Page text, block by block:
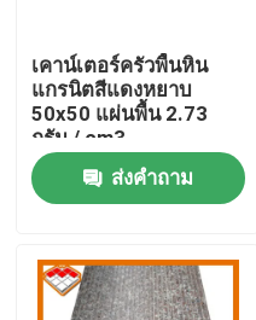
สินค้า
เคาน์เตอร์ครัวพื้นหิน
แกรนิตสีแดงหยาบ
50x50 แผ่นพื้น 2.73
กรัม / cm3
ส่งคำถาม